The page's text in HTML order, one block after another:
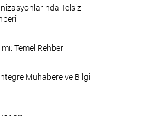
Telsiz
Temel Rehber
Muhabere ve Bilgi